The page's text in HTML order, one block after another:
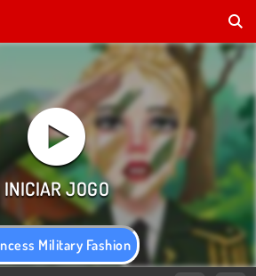
Military Fashion